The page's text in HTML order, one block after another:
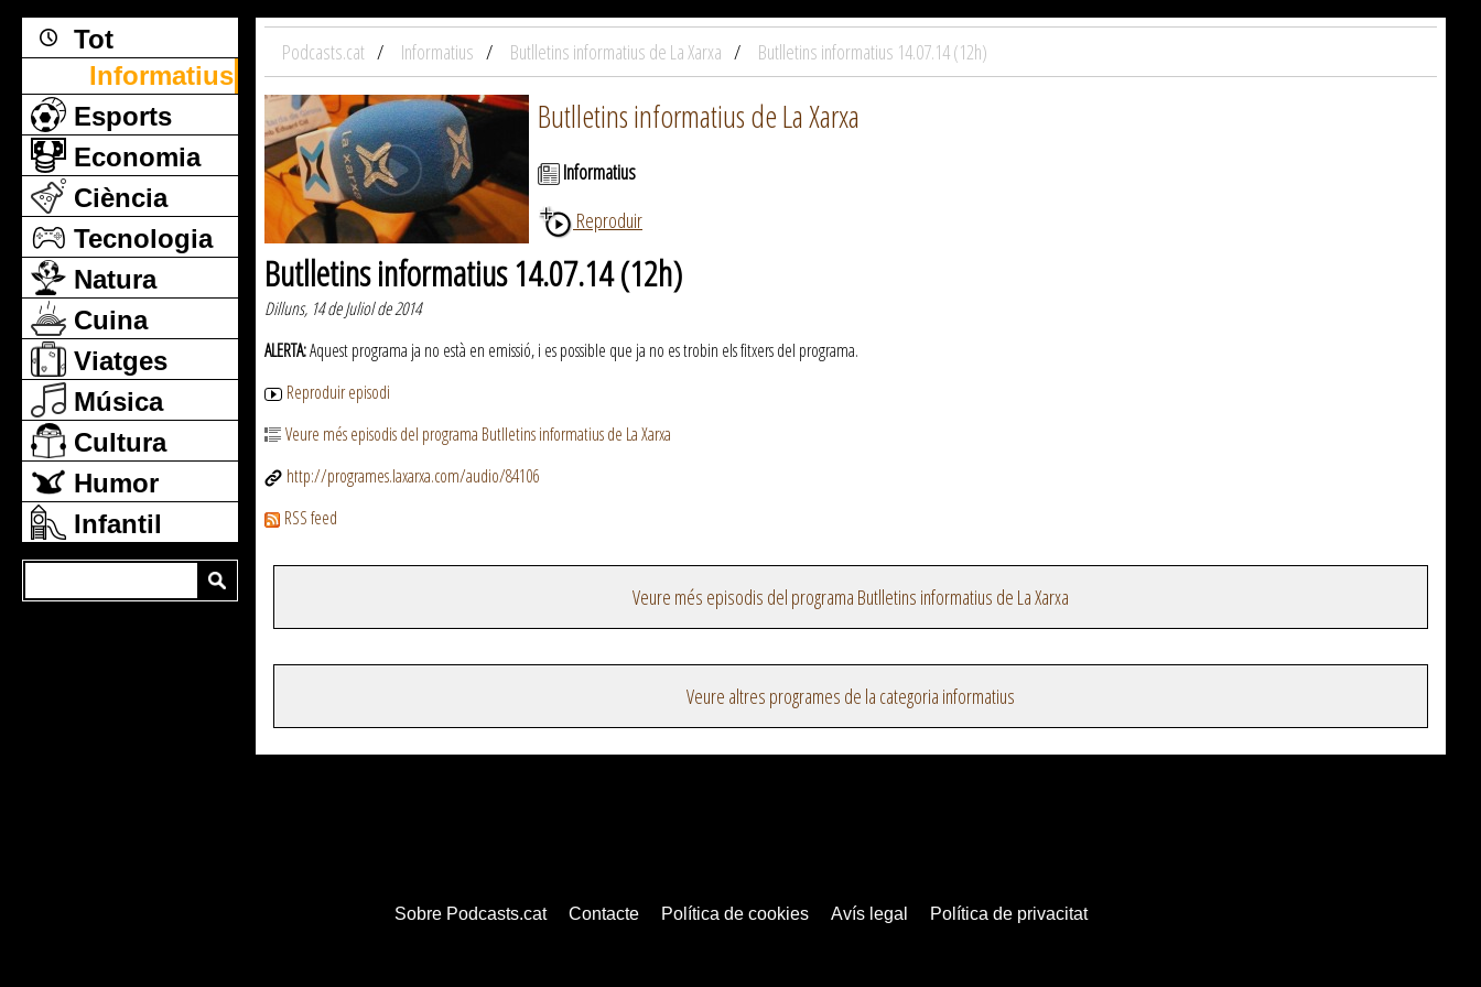
Tot
Informatius
Esports
Economia
Ciència
Tecnologia
Natura
Cuina
Viatges
Música
Cultura
Humor
Infantil
Podcasts.cat Informatius Butlletins informatius de La Xarxa Butlletins informatius 14.07.14 (12h)
Butlletins informatius de La Xarxa
Informatius
Reproduir
Butlletins informatius 14.07.14 (12h)
Dilluns, 14 de Juliol de 2014
ALERTA:Aquest programa ja no està en emissió, i es possible que ja no es trobin els fitxers del programa.
Reproduir episodi
Veure més episodis del programa Butlletins informatius de La Xarxa
http://programes.laxarxa.com/audio/84106
RSS feed
Veure més episodis del programa Butlletins informatius de La Xarxa
Veure altres programes de la categoria informatius
Sobre Podcasts.cat Contacte Política de cookies Avís legal Política de privacitat